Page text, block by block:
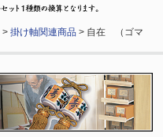
>掛け軸関連商品 > 自在 （ゴマ